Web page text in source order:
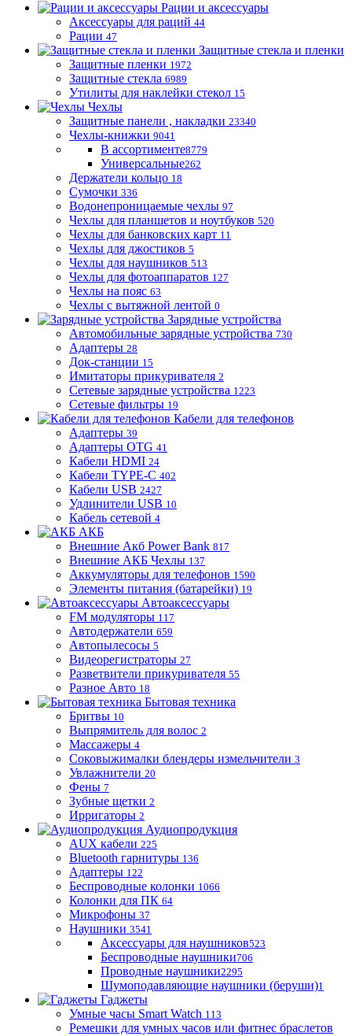
Рации и аксессуары
Аксессуары для раций 44
Рации 47
Защитные стекла и пленки
Защитные пленки 1972
Защитные стекла 6989
Утилиты для наклейки стекол 15
Чехлы
Защитные панели , накладки 23340
Чехлы-книжки 9041
В ассортименте8779
Универсальные262
Держатели кольцо 18
Сумочки 336
Водонепроницаемые чехлы 97
Чехлы для планшетов и ноутбуков 520
Чехлы для банковских карт 11
Чехлы для джостиков 5
Чехлы для наушников 513
Чехлы для фотоаппаратов 127
Чехлы на пояс 63
Чехлы с вытяжной лентой 0
Зарядные устройства
Автомобильные зарядные устройства 730
Адаптеры 28
Док-станции 15
Имитаторы прикуривателя 2
Сетевые зарядные устройства 1223
Сетевые фильтры 19
Кабели для телефонов
Адаптеры 39
Адаптеры OTG 41
Кабели HDMI 24
Кабели TYPE-C 402
Кабели USB 2427
Удлинители USB 10
Кабель сетевой 4
АКБ
Внешние Акб Power Bank 817
Внешние АКБ Чехлы 137
Аккумуляторы для телефонов 1590
Элементы питания (батарейки) 19
Автоаксессуары
FM модуляторы 117
Автодержатели 659
Автопылесосы 5
Видеорегистраторы 27
Разветвители прикуривателя 55
Разное Авто 18
Бытовая техника
Бритвы 10
Выпрямитель для волос 2
Массажеры 4
Соковыжималки блендеры измельчители 3
Увлажнители 20
Фены 7
Зубные щетки 2
Ирригаторы 2
Аудиопродукция
AUX кабели 225
Bluetooth гарнитуры 136
Адаптеры 122
Беспроводные колонки 1066
Колонки для ПК 64
Микрофоны 37
Наушники 3541
Аксессуары для наушников523
Беспроводные наушники706
Проводные наушники2295
Шумоподавляющие наушники (беруши)1
Гаджеты
Умные часы Smart Watch 113
Ремешки для умных часов или фитнес браслетов